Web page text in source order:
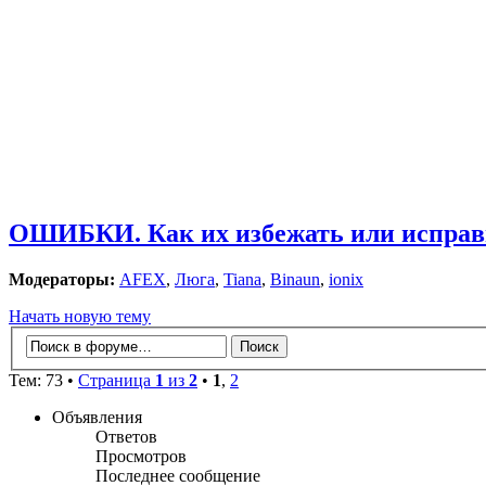
ОШИБКИ. Как их избежать или
Модераторы: AFEX, Люга, Tiana, Binaun, ionix
Начать новую тему
Тем: 73 • Страница 1 из 2 • 1, 2
Объявления
Ответов
Просмотров
Последнее сообщение